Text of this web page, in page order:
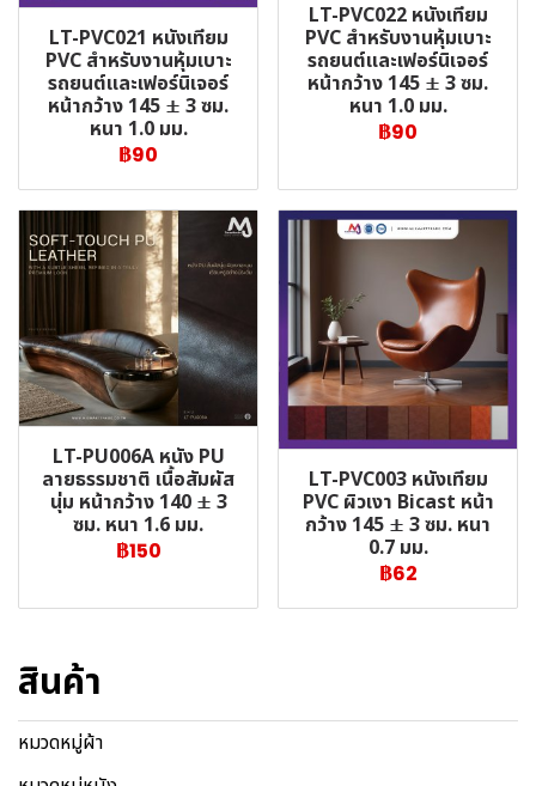
LT-PVC021 หนังเทียม
PVC สำหรับงานหุ้มเบาะ
รถยนต์และเฟอร์นิเจอร์
หน้ากว้าง 145 ± 3 ซม.
หนา 1.0 มม.
฿90
LT-PVC022 หนังเทียม
PVC สำหรับงานหุ้มเบาะ
รถยนต์และเฟอร์นิเจอร์
หน้ากว้าง 145 ± 3 ซม.
หนา 1.0 มม.
฿90
LT-PU006A หนัง PU
ลายธรรมชาติ เนื้อสัมผัส
นุ่ม หน้ากว้าง 140 ± 3
ซม. หนา 1.6 มม.
฿150
LT-PVC003 หนังเทียม
PVC ผิวเงา Bicast หน้า
กว้าง 145 ± 3 ซม. หนา
0.7 มม.
฿62
สินค้า
หมวดหมู่ผ้า